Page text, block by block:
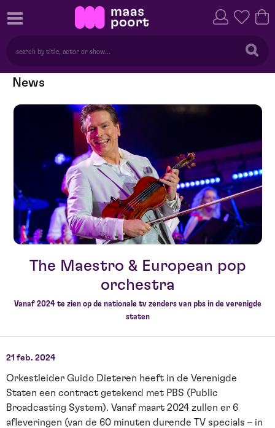
News
The Maestro & European pop
orchestra
Vanaf 2024 te zien op de nationale tv zenders van pbs in de verenigde
staten
21 feb. 2024
Orkestleider Guido Dieteren heeft in de Verenigde
Staten een contract getekend met PBS (Public
Broadcasting System). Vanaf maart 2024 zullen er 6
afleveringen (van de 60 minuten durende TV specials – in